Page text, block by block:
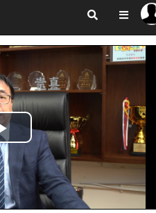
Play
Video